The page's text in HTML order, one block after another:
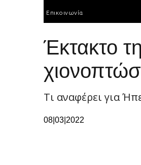
Επικοινωνία
Έκτακτο
Τι αναφέρει για
08|03|2022